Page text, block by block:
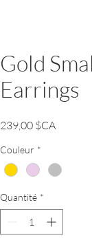
Gold
Earrings
239,00 $CAPrix
Couleur *
Quantité *